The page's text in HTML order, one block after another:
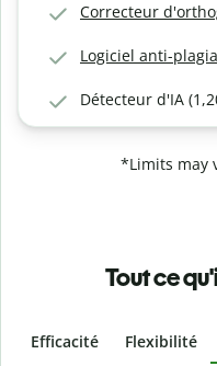
Correcteur
Logiciel anti-
Détecteur d'IA
*Limits may
Tout ce
Efficacité Flexibilité